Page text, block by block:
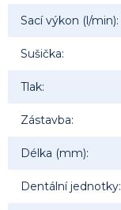
Sací výkon (l/min):
Sušička:
Tlak:
Zástavba:
Délka (mm):
Dentální jednotky: